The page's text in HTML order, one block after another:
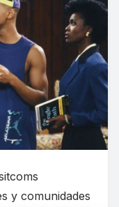
y comunidades